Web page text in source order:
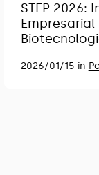
STEP 2026:
2026/01/15 in